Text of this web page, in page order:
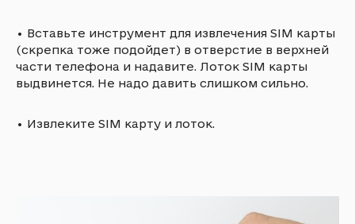
• Вставьте инструмент для извлечения SIM карты
(скрепка тоже подойдет) в отверстие в верхней
части телефона и надавите. Лоток SIM карты
выдвинется. Не надо давить слишком сильно.
• Извлеките SIM карту и лоток.